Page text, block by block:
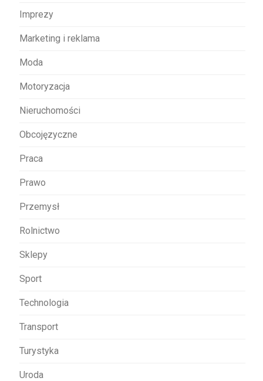
Imprezy
Marketing i reklama
Moda
Motoryzacja
Nieruchomości
Obcojęzyczne
Praca
Prawo
Przemysł
Rolnictwo
Sklepy
Sport
Technologia
Transport
Turystyka
Uroda